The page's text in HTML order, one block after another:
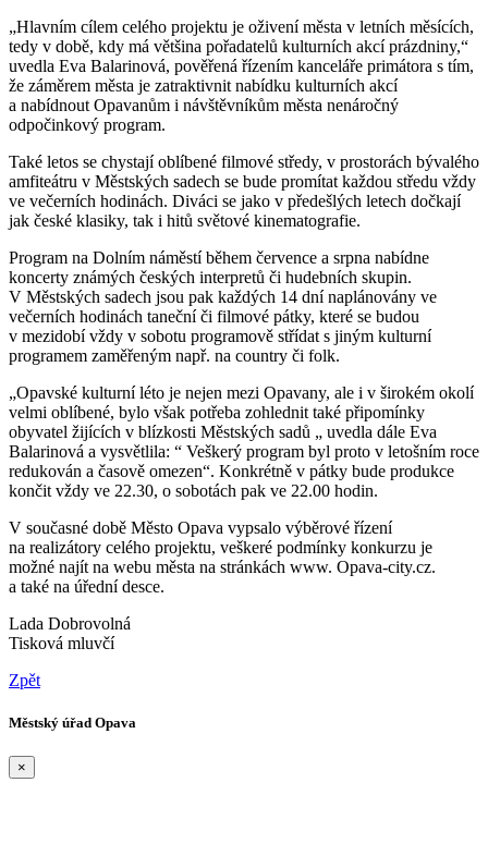
„Hlavním cílem celého projektu je oživení města v letních měsících,
tedy v době, kdy má většina pořadatelů kulturních akcí prázdniny,“
uvedla Eva Balarinová, pověřená řízením kanceláře primátora s tím,
že záměrem města je zatraktivnit nabídku kulturních akcí
a nabídnout Opavanům i návštěvníkům města nenáročný
odpočinkový program.
Také letos se chystají oblíbené filmové středy, v prostorách bývalého
amfiteátru v Městských sadech se bude promítat každou středu vždy
ve večerních hodinách. Diváci se jako v předešlých letech dočkají
jak české klasiky, tak i hitů světové kinematografie.
Program na Dolním náměstí během července a srpna nabídne
koncerty známých českých interpretů či hudebních skupin.
V Městských sadech jsou pak každých 14 dní naplánovány ve
večerních hodinách taneční či filmové pátky, které se budou
v mezidobí vždy v sobotu programově střídat s jiným kulturní
programem zaměřeným např. na country či folk.
„Opavské kulturní léto je nejen mezi Opavany, ale i v širokém okolí
velmi oblíbené, bylo však potřeba zohlednit také připomínky
obyvatel žijících v blízkosti Městských sadů „ uvedla dále Eva
Balarinová a vysvětlila: “ Veškerý program byl proto v letošním roce
redukován a časově omezen“. Konkrétně v pátky bude produkce
končit vždy ve 22.30, o sobotách pak ve 22.00 hodin.
V současné době Město Opava vypsalo výběrové řízení
na realizátory celého projektu, veškeré podmínky konkurzu je
možné najít na webu města na stránkách www. Opava-city.cz.
a také na úřední desce.
Lada Dobrovolná
Tisková mluvčí
Zpět
Městský úřad Opava
×